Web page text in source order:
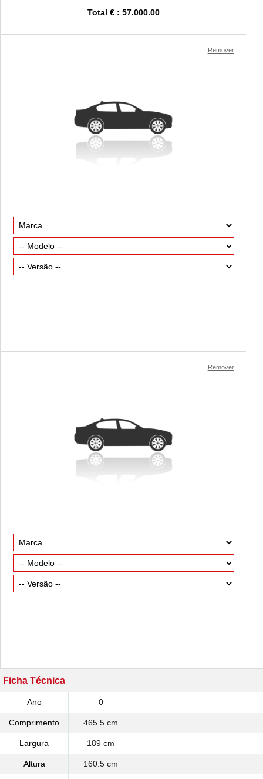
Total € : 57.000.00
Remover
Remover
Ficha Técnica
Ano 0
Comprimento 465.5 cm
Largura 189 cm
Altura 160.5 cm